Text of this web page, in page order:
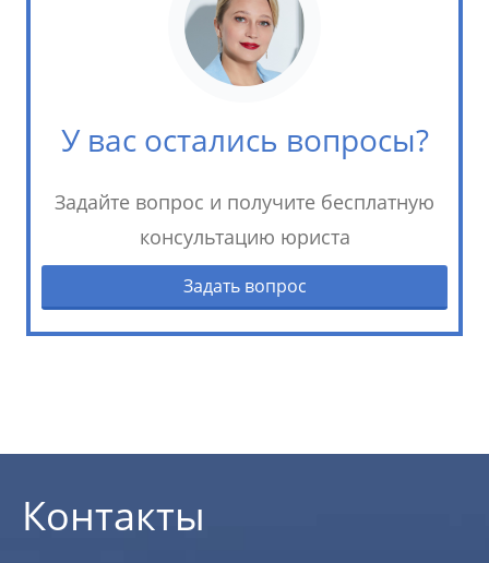
У вас остались вопросы?
Задайте вопрос и получите бесплатную
консультацию юриста
Задать вопрос
Контакты